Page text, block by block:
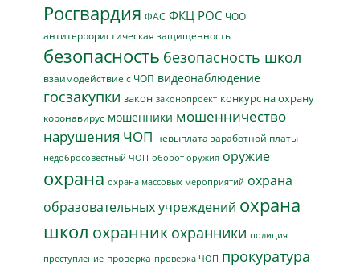
Росгвардия ФАС ФКЦ РОС ЧОО
антитеррористическая защищенность
безопасность безопасность школ
взаимодействие с ЧОП видеонаблюдение
госзакупки закон законопроект конкурс на охрану
коронавирус мошенники мошенничество
нарушения ЧОП невыплата заработной платы
недобросовестный ЧОП оборот оружия оружие
охрана охрана массовых мероприятий охрана
образовательных учреждений охрана
школ охранник охранники полиция
преступление проверка проверка ЧОП прокуратура